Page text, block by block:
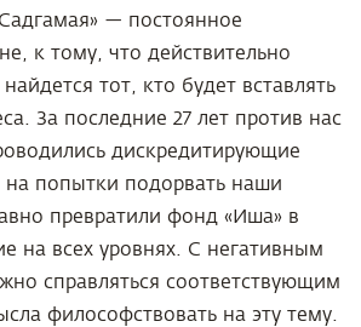
— постоянное
к тому, что действительно
тот, кто будет вставлять
За последние 27 лет против нас
дискредитирующие
попытки подорвать наши
превратили фонд «Иша» в
на всех уровнях. С негативным
справляться соответствующим
философствовать на эту тему.